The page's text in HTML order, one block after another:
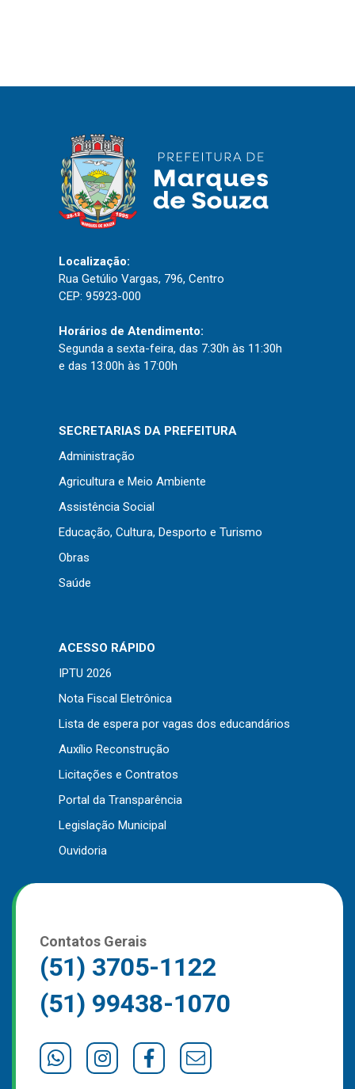
Portal do Servidor
Publicações
Diário Oficial (Novo)
Diário Oficial (Até 30/04)
Processo Seletivo
Seletivo Simplificado
Licitações
Dispensas e Inexigibilidades
Chamamentos Públicos
Leis, Decretos e Portarias
Transparência
Radar da Transparência
Cespro
Outros
Downloads
Contato
Localização:
Rua Getúlio Vargas, 796, Centro
CEP: 95923-000
Horários de Atendimento:
Segunda a sexta-feira, das 7:30h às 11:30h
e das 13:00h às 17:00h
SECRETARIAS DA PREFEITURA
Administração
Agricultura e Meio Ambiente
Assistência Social
Educação, Cultura, Desporto e Turismo
Obras
Saúde
ACESSO RÁPIDO
IPTU 2026
Nota Fiscal Eletrônica
Lista de espera por vagas dos educandários
Auxílio Reconstrução
Licitações e Contratos
Portal da Transparência
Legislação Municipal
Ouvidoria
Contatos Gerais
(51) 3705-1122
(51) 99438-1070